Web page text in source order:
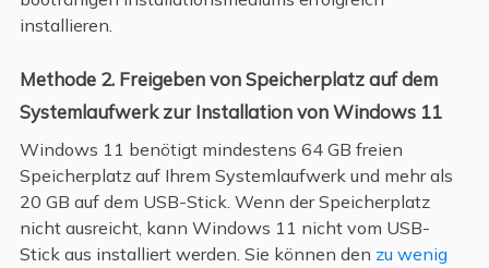
installieren.
Methode 2. Freigeben von Speicherplatz auf dem
Systemlaufwerk zur Installation von Windows 11
Windows 11 benötigt mindestens 64 GB freien
Speicherplatz auf Ihrem Systemlaufwerk und mehr als
20 GB auf dem USB-Stick. Wenn der Speicherplatz
nicht ausreicht, kann Windows 11 nicht vom USB-
Stick aus installiert werden. Sie können den zu wenig